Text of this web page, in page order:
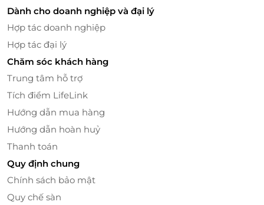
Không Gian Phong Cách Hàn Quốc, Thân
Thiện và Sáng Tạo
Không chỉ nổi bật bởi thực đơn phong phú, Spicy
được thiết kế trẻ trung, hiện đại, đầy sáng tạo.
Phong cách Hàn Quốc với sắc đỏ làm chủ đạo tạo
nên một bầu không khí trẻ trung, năng động, rất
Dành cho doanh nghiệp và đại lý
Hợp tác doanh nghiệp
Hợp tác đại lý
Chăm sóc khách hàng
Trung tâm hỗ trợ
Tích điểm LifeLink
Hướng dẫn mua hàng
Hướng dẫn hoàn huỷ
Thanh toán
Quy định chung
Chính sách bảo mật
Quy chế sàn